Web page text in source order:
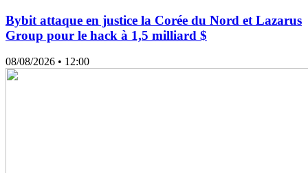
Bybit attaque en justice la Corée du Nord et Lazarus
Group pour le hack à 1,5 milliard $
08/08/2026 • 12:00